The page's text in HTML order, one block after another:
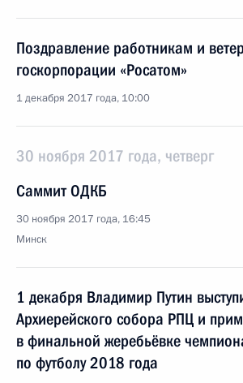
Поздравление работникам и
госкорпорации «Росатом»
1 декабря 2017 года, 10:00
30 ноября 2017 года, четверг
Саммит ОДКБ
30 ноября 2017 года, 16:45
Минск
1 декабря Владимир Путин
Архиерейского собора РПЦ и
в финальной жеребьёвке
по футболу 2018 года